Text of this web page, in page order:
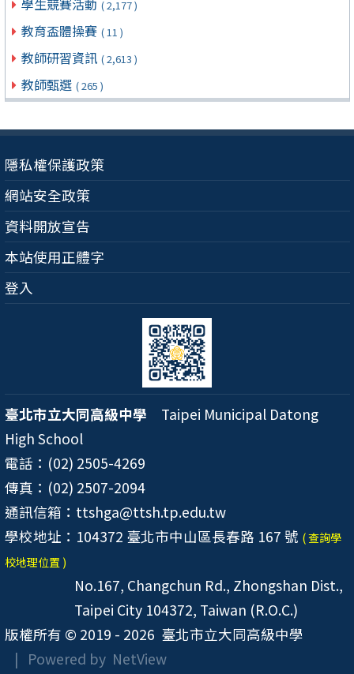
學生競賽活動 ( 2,177 )
教育盃體操賽 ( 11 )
教師研習資訊 ( 2,613 )
教師甄選 ( 265 )
隱私權保護政策
網站安全政策
資料開放宣告
本站使用正體字
登入
臺北市立大同高級中學 Taipei Municipal Datong
High School
電話：(02) 2505-4269
傳真：(02) 2507-2094
通訊信箱：ttshga@ttsh.tp.edu.tw
學校地址：104372 臺北市中山區長春路 167 號 ( 查詢學
校地理位置 )
No.167, Changchun Rd., Zhongshan Dist.,
Taipei City 104372, Taiwan (R.O.C.)
版權所有 © 2019 - 2026 臺北市立大同高級中學
| Powered by NetView